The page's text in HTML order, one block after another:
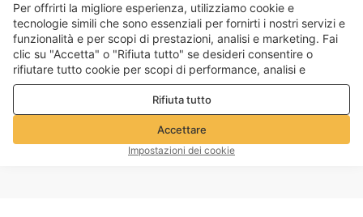
Per offrirti la migliore esperienza, utilizziamo cookie e
tecnologie simili che sono essenziali per fornirti i nostri servizi e
funzionalità e per scopi di prestazioni, analisi e marketing. Fai
clic su "Accetta" o "Rifiuta tutto" se desideri consentire o
rifiutare tutto cookie per scopi di performance, analisi e
marketing. Per maggiori dettagli consultare la nostraPolitica
Rifiuta tutto
Accettare
Impostazioni dei cookie